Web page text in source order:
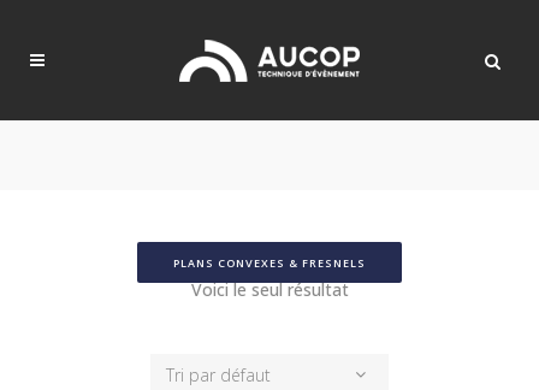
PLANS CONVEXES & FRESNELS
Voici le seul résultat
Tri par défaut